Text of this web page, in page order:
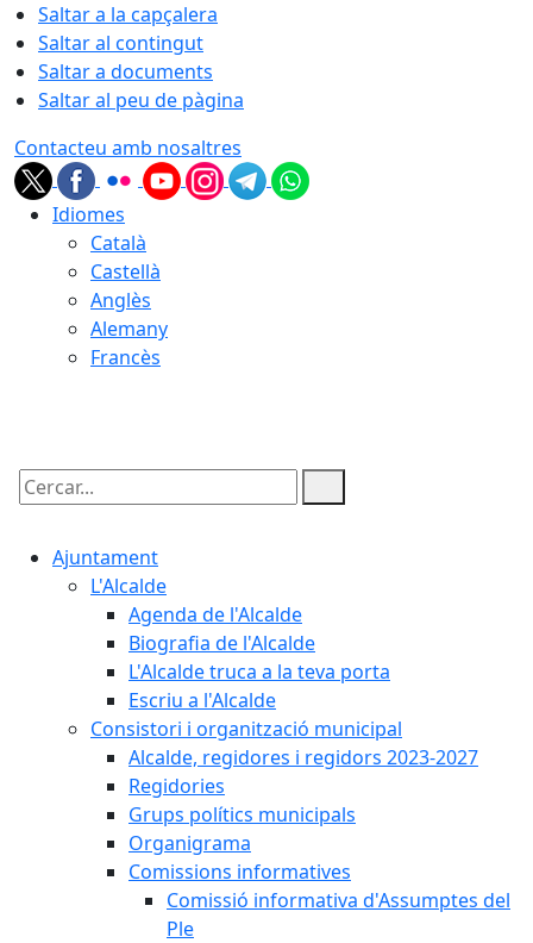
Saltar a la capçalera
Saltar al contingut
Saltar a documents
Saltar al peu de pàgina
Contacteu amb nosaltres
Idiomes
Català
Castellà
Anglès
Alemany
Francès
Cercar:
Ajuntament
L'Alcalde
Agenda de l'Alcalde
Biografia de l'Alcalde
L'Alcalde truca a la teva porta
Escriu a l'Alcalde
Consistori i organització municipal
Alcalde, regidores i regidors 2023-2027
Regidories
Grups polítics municipals
Organigrama
Comissions informatives
Comissió informativa d'Assumptes del
Ple